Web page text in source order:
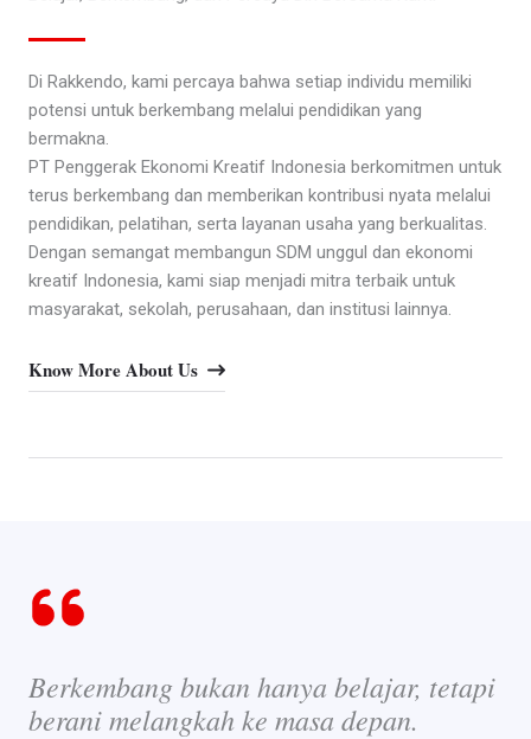
Di Rakkendo, kami percaya bahwa setiap individu memiliki
potensi untuk berkembang melalui pendidikan yang
bermakna.
PT Penggerak Ekonomi Kreatif Indonesia berkomitmen untuk
terus berkembang dan memberikan kontribusi nyata melalui
pendidikan, pelatihan, serta layanan usaha yang berkualitas.
Dengan semangat membangun SDM unggul dan ekonomi
kreatif Indonesia, kami siap menjadi mitra terbaik untuk
masyarakat, sekolah, perusahaan, dan institusi lainnya.
Know More About Us
Berkembang bukan hanya belajar, tetapi
berani melangkah ke masa depan.